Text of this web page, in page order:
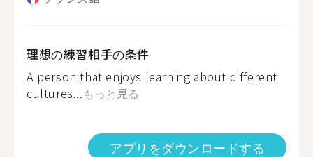
理想の練習相手の条件
A person that enjoys learning about different
cultures... もっと見る
アプリをダウンロードする